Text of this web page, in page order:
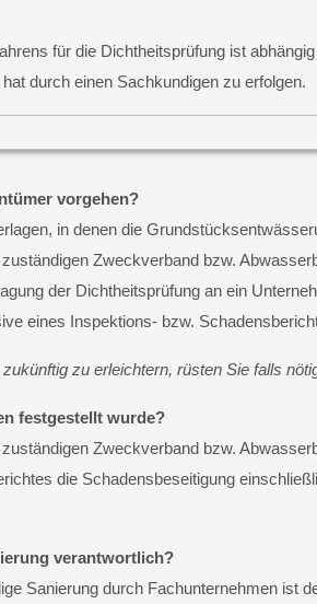
für die Dichtheitsprüfung ist
durch einen Sachkundigen zu erfolgen.
vorgehen?
in denen die
Zweckverband bzw.
der Dichtheitsprüfung an ein
eines Inspektions- bzw.
zu erleichtern, rüsten Sie falls
festgestellt wurde?
Zweckverband bzw.
die Schadensbeseitigung
verantwortlich?
Sanierung durch Fachunternehmen